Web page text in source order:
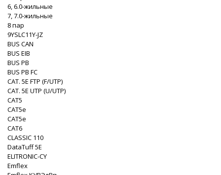
6, 6.0-жильные
7, 7.0-жильные
8 пар
9YSLC11Y-JZ
BUS CAN
BUS EIB
BUS PB
BUS PB FC
CAT. 5Е FTP (F/UTP)
CAT. 5Е UTP (U/UTP)
CAT5
CAT5e
CAT5e
CAT6
CLASSIC 110
DataTuff 5E
ELITRONIC-CY
Emflex